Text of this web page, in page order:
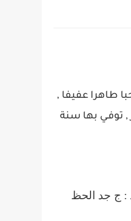
طاهرا عفيفا ,
توفـي بها سنة
: ج جد الحظ